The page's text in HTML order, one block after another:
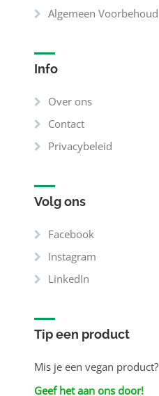
Algemeen Voorbehoud
Info
Over ons
Contact
Privacybeleid
Volg ons
Facebook
Instagram
LinkedIn
Tip een product
Mis je een vegan product?
Geef het aan ons door!